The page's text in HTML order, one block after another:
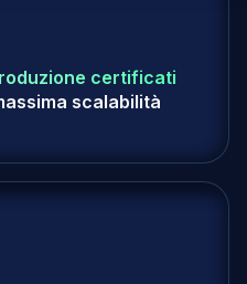
certificati
scalabilità